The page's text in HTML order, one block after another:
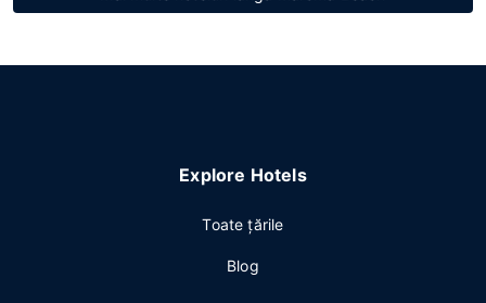
Explore Hotels
Toate ţările
Blog